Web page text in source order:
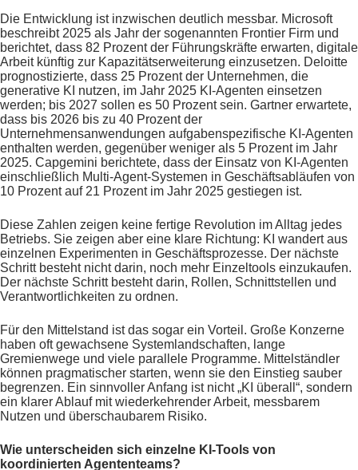
Die Entwicklung ist inzwischen deutlich messbar. Microsoft
beschreibt 2025 als Jahr der sogenannten Frontier Firm und
berichtet, dass 82 Prozent der Führungskräfte erwarten, digitale
Arbeit künftig zur Kapazitätserweiterung einzusetzen. Deloitte
prognostizierte, dass 25 Prozent der Unternehmen, die
generative KI nutzen, im Jahr 2025 KI-Agenten einsetzen
werden; bis 2027 sollen es 50 Prozent sein. Gartner erwartete,
dass bis 2026 bis zu 40 Prozent der
Unternehmensanwendungen aufgabenspezifische KI-Agenten
enthalten werden, gegenüber weniger als 5 Prozent im Jahr
2025. Capgemini berichtete, dass der Einsatz von KI-Agenten
einschließlich Multi-Agent-Systemen in Geschäftsabläufen von
10 Prozent auf 21 Prozent im Jahr 2025 gestiegen ist.
Diese Zahlen zeigen keine fertige Revolution im Alltag jedes
Betriebs. Sie zeigen aber eine klare Richtung: KI wandert aus
einzelnen Experimenten in Geschäftsprozesse. Der nächste
Schritt besteht nicht darin, noch mehr Einzeltools einzukaufen.
Der nächste Schritt besteht darin, Rollen, Schnittstellen und
Verantwortlichkeiten zu ordnen.
Für den Mittelstand ist das sogar ein Vorteil. Große Konzerne
haben oft gewachsene Systemlandschaften, lange
Gremienwege und viele parallele Programme. Mittelständler
können pragmatischer starten, wenn sie den Einstieg sauber
begrenzen. Ein sinnvoller Anfang ist nicht „KI überall“, sondern
ein klarer Ablauf mit wiederkehrender Arbeit, messbarem
Nutzen und überschaubarem Risiko.
Wie unterscheiden sich einzelne KI-Tools von
koordinierten Agententeams?